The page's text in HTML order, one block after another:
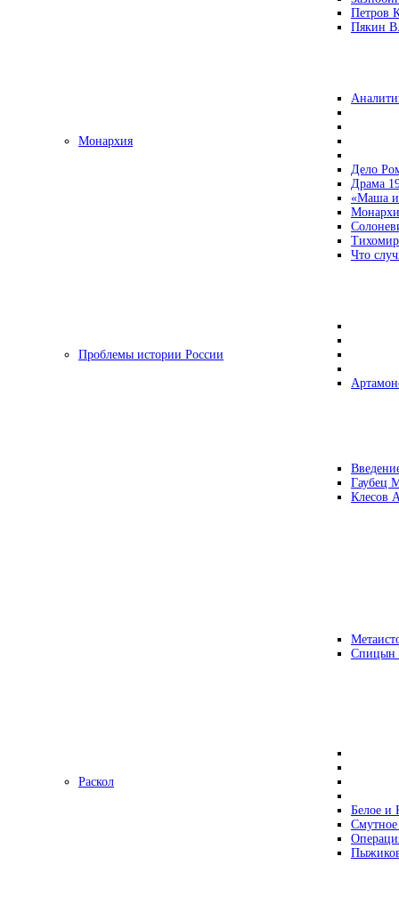
Петров
Пякин
Монархия
Дело
Драма
«Маша и
Что
Проблемы истории России
Гаубец
Клесов
Раскол
Белое и